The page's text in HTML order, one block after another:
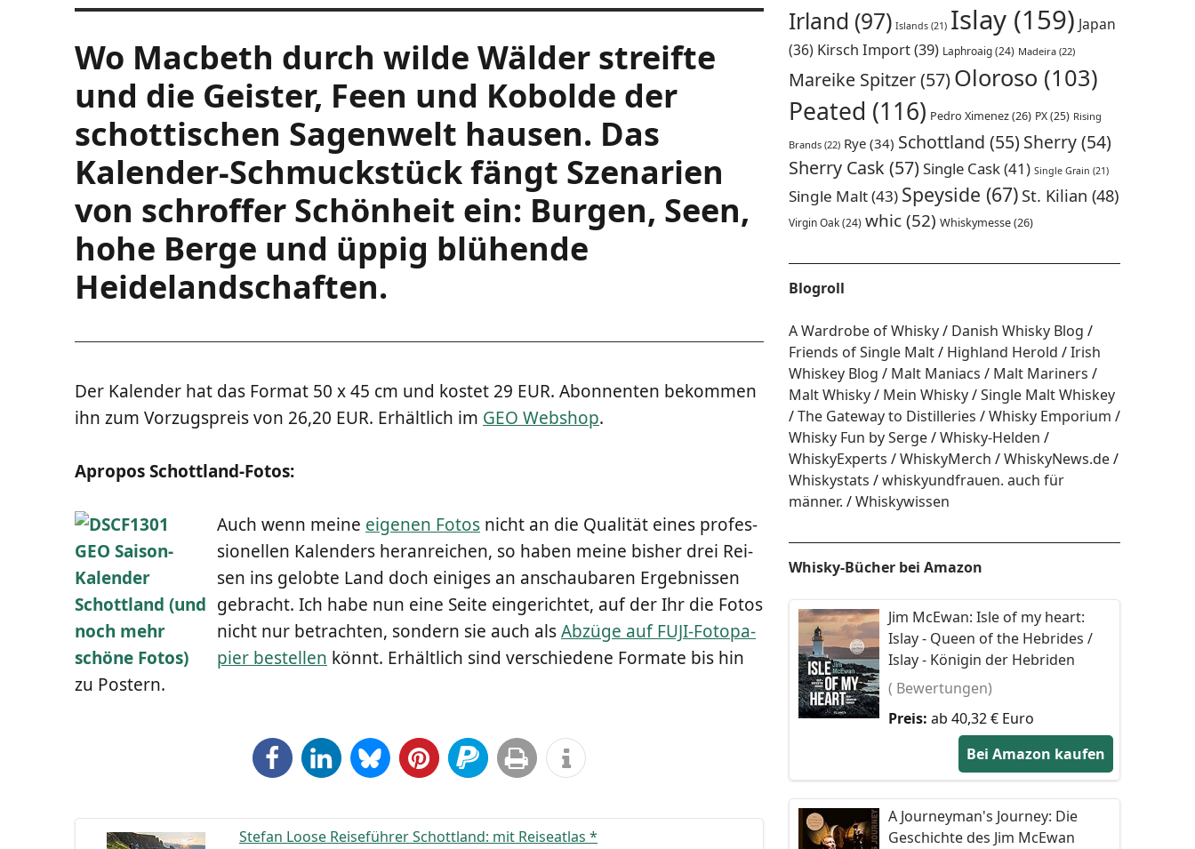
Wo Mac­beth durch wil­de Wäl­der streif­te
und die Geis­ter, Feen und Kobol­de der
schot­ti­schen Sagen­welt hau­sen. Das
Kalen­der-Schmuck­stück fängt Sze­na­ri­en
von schrof­fer Schön­heit ein: Bur­gen, Seen,
hohe Ber­ge und üppig blü­hen­de
Heidelandschaften.
Der Kalen­der hat das For­mat 50 x 45 cm und kos­tet 29 EUR. Abon­nen­ten bekom­men
ihn zum Vor­zugs­preis von 26,20 EUR. Erhält­lich im GEO Web­shop.
Apro­pos Schottland-Fotos:
Auch wenn mei­ne eige­nen Fotos nicht an die Qua­li­tät eines pro­fes­
sio­nel­len Kalen­ders her­an­rei­chen, so haben mei­ne bis­her drei Rei­
sen ins gelob­te Land doch eini­ges an anschau­ba­ren Ergeb­nis­sen
gebracht. Ich habe nun eine Sei­te ein­ge­rich­tet, auf der Ihr die Fotos
nicht nur betrach­ten, son­dern sie auch alsAbzü­ge auf FUJI-Foto­pa­
pier bestel­len könnt. Erhält­lich sind ver­schie­de­ne For­ma­te bis hin
zu Postern.
Ste­fan Loo­se Rei­se­füh­rer Schott­land: mit Rei­se­at­las *
Irland (97) Islands(21) Islay(159) Japan
(36) Kirsch Import(39) Laphroaig(24) Madeira(22)
Mareike Spitzer(57)Oloroso (103)
Peated (116) Pedro Ximenez(26) PX(25) Rising
Brands(22) Rye(34) Schottland (55) Sherry(54)
Sherry Cask (57)Single Cask(41) Single Grain (21)
Single Malt(43) Speyside (67) St. Kilian (48)
Virgin Oak(24) whic(52) Whiskymesse(26)
Blogroll
A Wardrobe of Whisky
Danish Whisky Blog
Friends of Single Malt
Highland Herold
Irish
Whiskey Blog
Malt Maniacs
Malt Mariners
Malt Whisky
Mein Whisky
Single Malt Whiskey
The Gateway to Distilleries
Whisky Emporium
Whisky Fun by Serge
Whisky-Helden
WhiskyExperts
WhiskyMerch
WhiskyNews.de
Whiskystats
whiskyundfrauen. auch für
männer.
Whiskywissen
Whisky-Bücher bei Amazon
Jim McEwan: Isle of my heart:
Islay - Queen of the Hebrides /
Islay - Königin der Hebriden
( Bewertungen)
Preis: ab 40,32 € Euro
Bei Amazon kaufen
A Journeyman's Journey: Die
Geschichte des Jim McEwan